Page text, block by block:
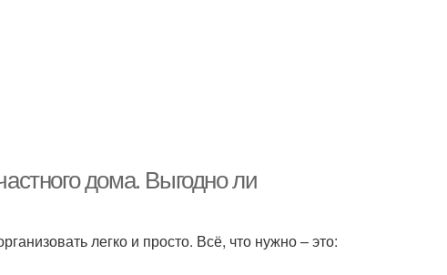
дома. Выгодно ли
легко и просто. Всё, что нужно – это: